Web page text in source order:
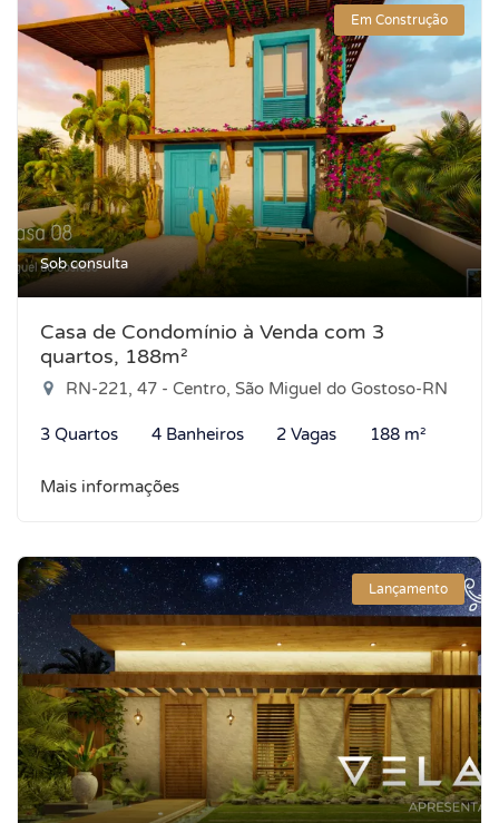
Em Construção
Sob consulta
Casa de Condomínio à Venda com 3
quartos, 188m²
RN-221, 47 - Centro, São Miguel do Gostoso-RN
3 Quartos 4 Banheiros 2 Vagas 188 m²
Mais informações
Lançamento